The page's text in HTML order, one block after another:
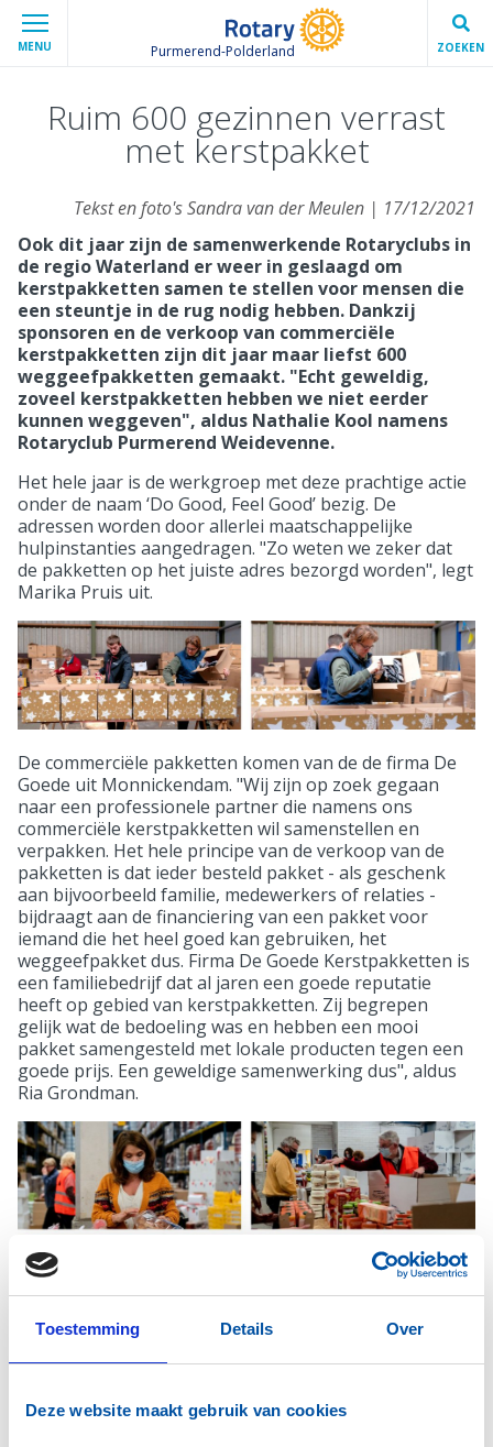
Toestemming Details Over
Deze website maakt gebruik van cookies
MENU Purmerend-Polderland ZOEKEN
Ruim 600 gezinnen verrast
met kerstpakket
Tekst en foto's Sandra van der Meulen | 17/12/2021
Ook dit jaar zijn de samenwerkende Rotaryclubs in
de regio Waterland er weer in geslaagd om
kerstpakketten samen te stellen voor mensen die
een steuntje in de rug nodig hebben. Dankzij
sponsoren en de verkoop van commerciële
kerstpakketten zijn dit jaar maar liefst 600
weggeefpakketten gemaakt. "Echt geweldig,
zoveel kerstpakketten hebben we niet eerder
kunnen weggeven", aldus Nathalie Kool namens
Rotaryclub Purmerend Weidevenne.
Het hele jaar is de werkgroep met deze prachtige actie
onder de naam ‘Do Good, Feel Good’ bezig. De
adressen worden door allerlei maatschappelijke
hulpinstanties aangedragen. "Zo weten we zeker dat
de pakketten op het juiste adres bezorgd worden", legt
Marika Pruis uit.
De commerciële pakketten komen van de de firma De
Goede uit Monnickendam. "Wij zijn op zoek gegaan
naar een professionele partner die namens ons
commerciële kerstpakketten wil samenstellen en
verpakken. Het hele principe van de verkoop van de
pakketten is dat ieder besteld pakket - als geschenk
aan bijvoorbeeld familie, medewerkers of relaties -
bijdraagt aan de financiering van een pakket voor
iemand die het heel goed kan gebruiken, het
weggeefpakket dus. Firma De Goede Kerstpakketten is
een familiebedrijf dat al jaren een goede reputatie
heeft op gebied van kerstpakketten. Zij begrepen
gelijk wat de bedoeling was en hebben een mooi
pakket samengesteld met lokale producten tegen een
goede prijs. Een geweldige samenwerking dus", aldus
Ria Grondman.
Op vrijdagavond 17 december hebben de Rotaryleden
de coronaregels met mondkap en anderhalve meter